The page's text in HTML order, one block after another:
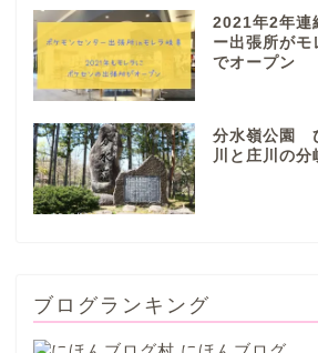
2021年2年連
ー出張所がモ
でオープン
分水嶺公園
川と庄川の
ブログランキング